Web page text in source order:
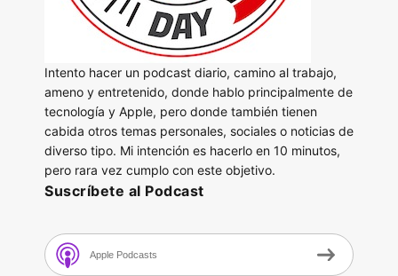
Intento hacer un podcast diario, camino al trabajo,
ameno y entretenido, donde hablo principalmente de
tecnología y Apple, pero donde también tienen
cabida otros temas personales, sociales o noticias de
diverso tipo. Mi intención es hacerlo en 10 minutos,
pero rara vez cumplo con este objetivo.
Suscríbete al Podcast
Apple Podcasts